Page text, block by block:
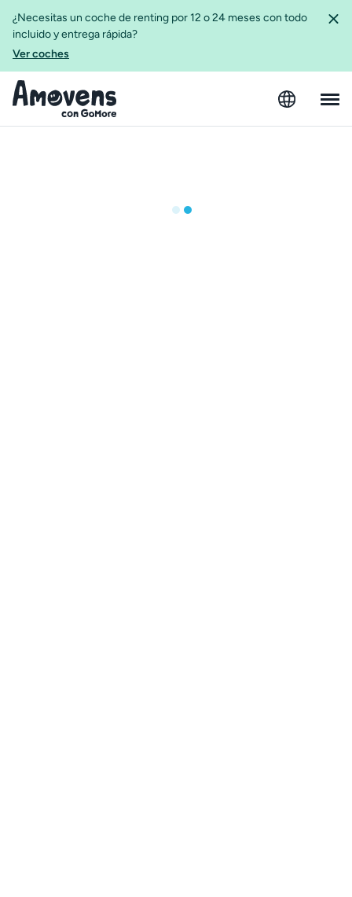
¿Necesitas un coche de renting por 12 o 24 meses con todo
incluido y entrega rápida?
Ver coches